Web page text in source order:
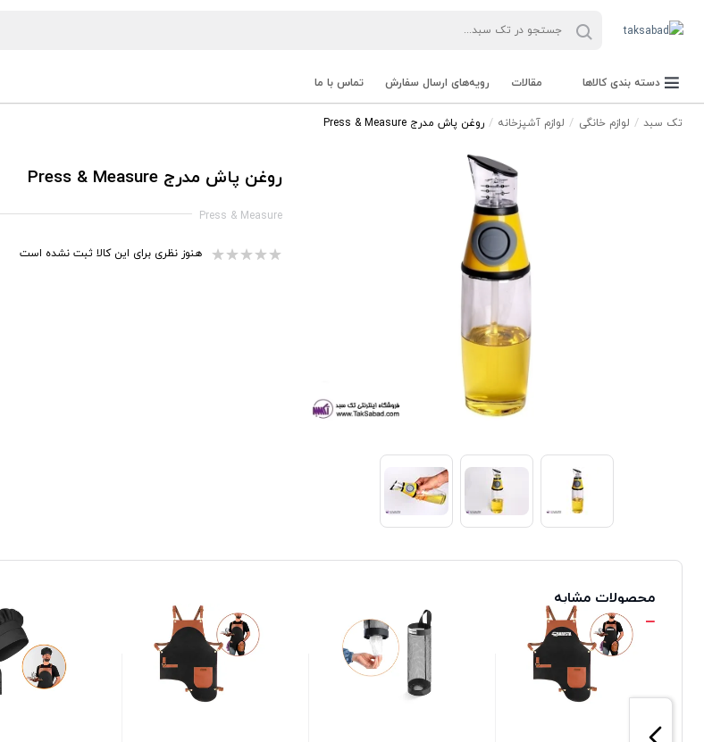
دسته بندی کالاها مقالات رویه‌های ارسال سفارش تماس با ما
تک سبد لوازم خانگی لوازم آشپزخانه روغن پاش مدرج Press & Measure
روغن پاش مدرج Press & Measure
Press & Measure
هنوز نظری برای این کالا ثبت نشده است
محصولات مشابه